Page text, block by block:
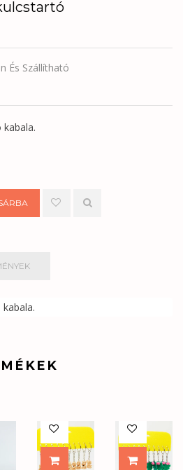
És Szállítható
KOSÁRBA